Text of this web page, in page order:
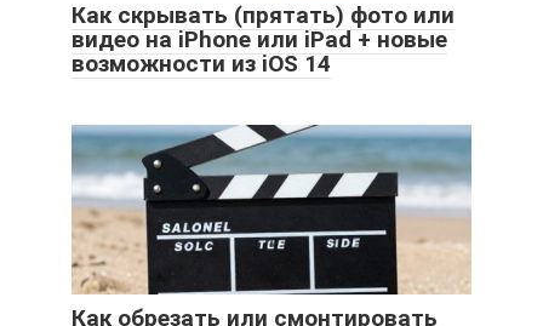
Как скрывать (прятать) фото или
видео на iPhone или iPad + новые
возможности из iOS 14
Как обрезать или смонтировать